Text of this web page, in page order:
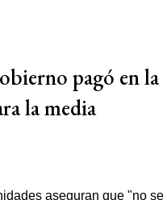
pagó en la
la media